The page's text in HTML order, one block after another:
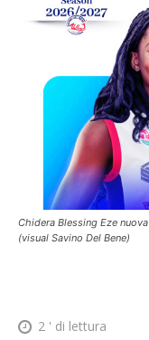
Chidera Blessing Eze
(visual Savino Del Bene)
2 ' di lettura